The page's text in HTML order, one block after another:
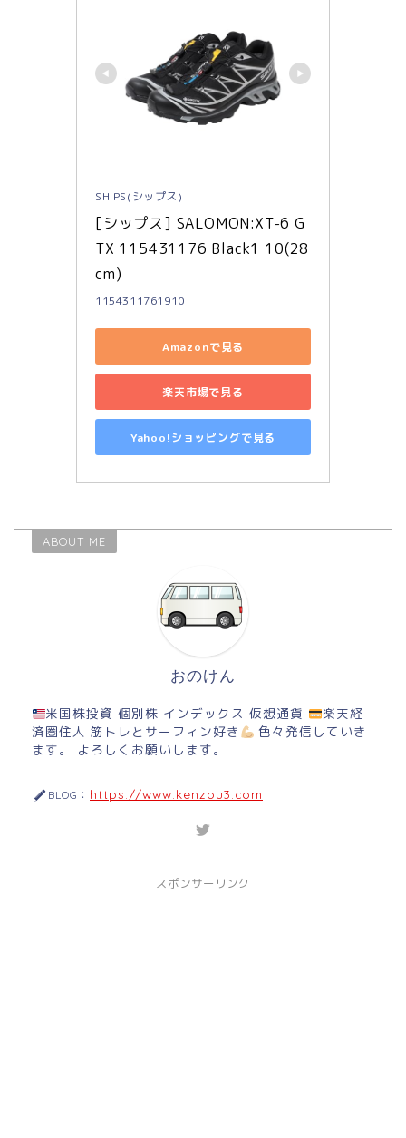
SHIPS(シップス)
[シップス] SALOMON:XT-6 G
TX 115431176 Black1 10(28
cm)
1154311761910
Amazonで見る
楽天市場で見る
Yahoo!ショッピングで見る
ABOUT ME
おのけん
米国株投資 個別株 インデックス 仮想通貨
楽天経
済圏住人 筋トレとサーフィン好き
色々発信していき
ます。 よろしくお願いします。
BLOG： https://www.kenzou3.com
スポンサーリンク